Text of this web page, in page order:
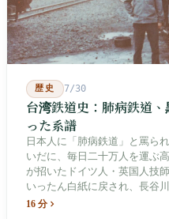
歴史 7/30
台湾鉄道史：肺病鉄道
った系譜
日本人に「肺病鉄道」と罵ら
いだに、毎日二十万人を運ぶ
が招いたドイツ人・英国人技
いったん白紙に戻され、長谷
よって改名・改番されました
16 分